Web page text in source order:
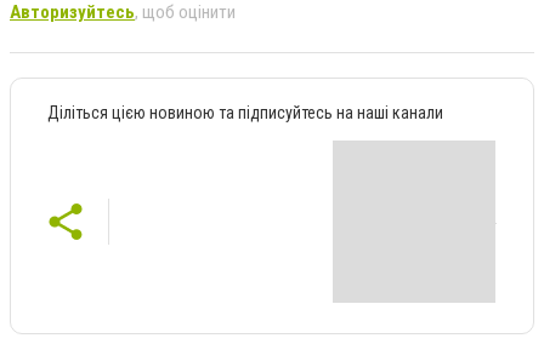
Авторизуйтесь, щоб оцінити
Діліться цією новиною та підписуйтесь на наші канали